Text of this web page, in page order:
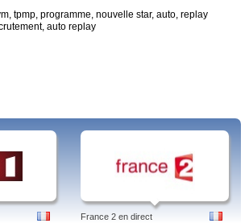
tpmp, programme, nouvelle star, auto, replay
auto replay
France 2 en direct